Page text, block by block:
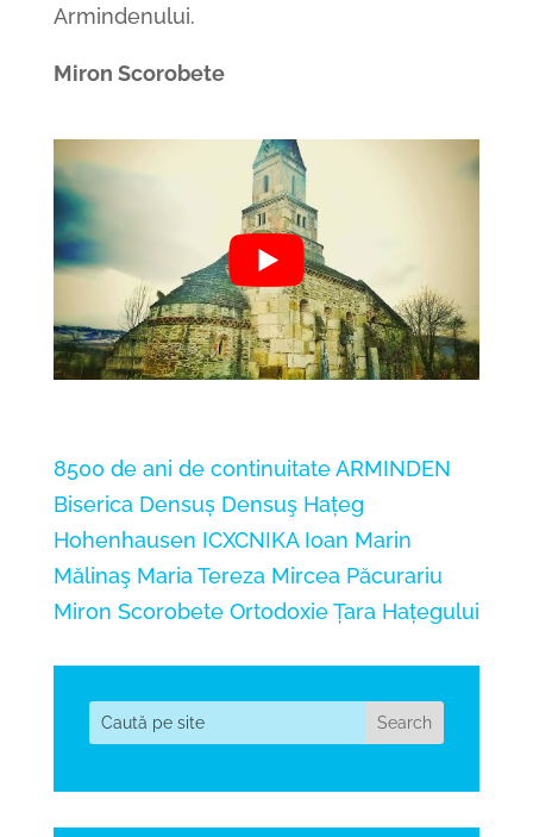
Armindenului.
Miron Scorobete
8500 de ani de continuitate ARMINDEN
Biserica Densuș Densuş Hațeg
Hohenhausen ICXCNIKA Ioan Marin
Mălinaş Maria Tereza Mircea Păcurariu
Miron Scorobete Ortodoxie Țara Hațegului